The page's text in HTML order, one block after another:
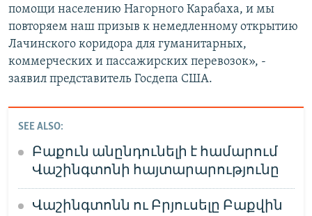
помощи населению Нагорного Карабаха, и мы
повторяем наш призыв к немедленному открытию
Лачинского коридора для гуманитарных,
коммерческих и пассажирских перевозок», -
заявил представитель Госдепа США.
SEE ALSO:
Բաքուն անընդունելի է համարում
Վաշինգտոնի հայտարարությունը
Վաշինգտոնն ու Բրյուսելը Բաքվին